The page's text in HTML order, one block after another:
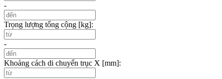
-
Trọng lượng tổng cộng [kg]:
-
Khoảng cách di chuyển trục X [mm]: